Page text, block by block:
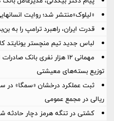
«لیلوک»منتشر شد؛ روایت
قدرت ایران، راهبرد ترامپ را به
لباس جدید تیم منچستر یونایتد
مهمانی ۱۲ هزار نفری بانک
توزیع بسته‌های معیشتی
ریالی در مجمع عمومی
کشتی در تنگه هرمز دچار